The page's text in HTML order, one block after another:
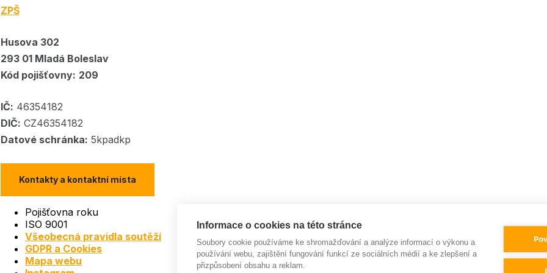
ZPŠ
Husova 302
293 01 Mladá Boleslav
Kód pojišťovny: 209
IČ: 46354182
DIČ: CZ46354182
Datové schránka: 5kpadkp
Kontakty a kontaktní místa
Pojišťovna roku
ISO 9001
Všeobecná pravidla soutěží
GDPR a Cookies
Mapa webu
Informace o cookies na této stránce
Soubory cookie používáme ke shromažďování a analýze informací o výkonu a
používání webu, zajištění fungování funkcí ze sociálních médií a ke zlepšení a
přizpůsobení obsahu a reklam.